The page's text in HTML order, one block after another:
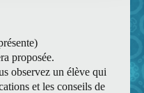
proposée.
observez un élève qui
et les conseils de